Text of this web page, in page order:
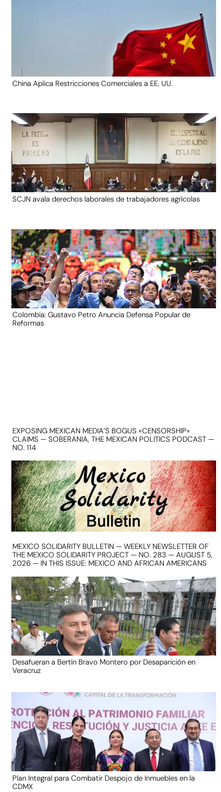
China Aplica Restricciones Comerciales a EE. UU.
SCJN avala derechos laborales de trabajadores agrícolas
Colombia: Gustavo Petro Anuncia Defensa Popular de
Reformas
EXPOSING MEXICAN MEDIA’S BOGUS «CENSORSHIP»
CLAIMS — SOBERANIA, THE MEXICAN POLITICS PODCAST —
NO. 114
MEXICO SOLIDARITY BULLETIN — WEEKLY NEWSLETTER OF
THE MEXICO SOLIDARITY PROJECT — NO. 283 — AUGUST 5,
2026 — IN THIS ISSUE: MEXICO AND AFRICAN AMERICANS
Desafueran a Bertín Bravo Montero por Desaparición en
Veracruz
Plan Integral para Combatir Despojo de Inmuebles en la
CDMX